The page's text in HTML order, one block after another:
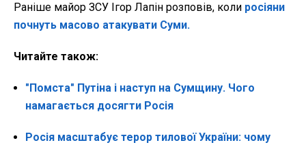
Раніше майор ЗСУ Ігор Лапін розповів, коли росіяни
почнуть масово атакувати Суми.
Читайте також:
"Помста" Путіна і наступ на Сумщину. Чого
намагається досягти Росія
Росія масштабує терор тилової України: чому